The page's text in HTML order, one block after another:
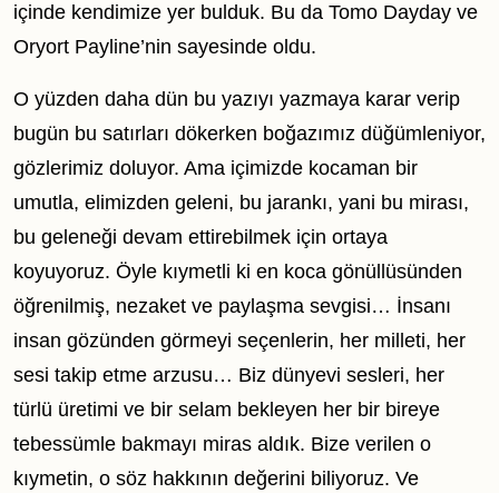
içinde kendimize yer bulduk. Bu da Tomo Dayday ve
Oryort Payline’nin sayesinde oldu.
O yüzden daha dün bu yazıyı yazmaya karar verip
bugün bu satırları dökerken boğazımız düğümleniyor,
gözlerimiz doluyor. Ama içimizde kocaman bir
umutla, elimizden geleni, bu jarankı, yani bu mirası,
bu geleneği devam ettirebilmek için ortaya
koyuyoruz. Öyle kıymetli ki en koca gönüllüsünden
öğrenilmiş, nezaket ve paylaşma sevgisi… İnsanı
insan gözünden görmeyi seçenlerin, her milleti, her
sesi takip etme arzusu… Biz dünyevi sesleri, her
türlü üretimi ve bir selam bekleyen her bir bireye
tebessümle bakmayı miras aldık. Bize verilen o
kıymetin, o söz hakkının değerini biliyoruz. Ve